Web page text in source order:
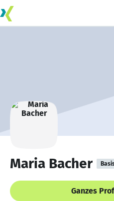
Maria Bacher
Ganzes